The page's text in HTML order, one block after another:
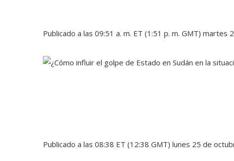
Publicado a las 09:51 a. m. ET (1:51 p. m. GMT) martes
Publicado a las 08:38 ET (12:38 GMT) lunes 25 de